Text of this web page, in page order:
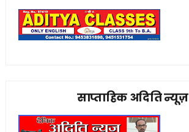
साप्ताहिक अदिति न्यूज़